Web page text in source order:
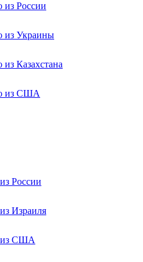
из России
из Украины
из Казахстана
из США
России
Израиля
из США